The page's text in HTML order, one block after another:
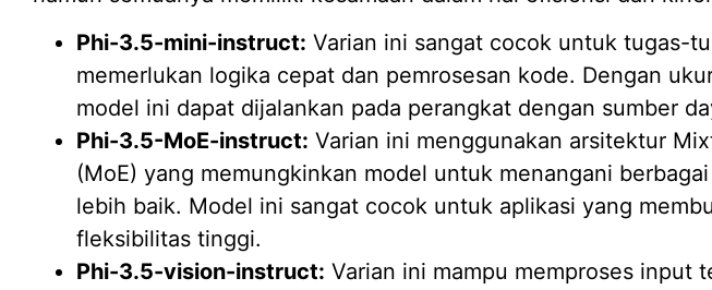
Phi-3.5-mini-instruct: Varian ini sangat cocok untuk tugas-
memerlukan logika cepat dan pemrosesan kode. Dengan
model ini dapat dijalankan pada perangkat dengan sumber
Phi-3.5-MoE-instruct: Varian ini menggunakan arsitektur
(MoE) yang memungkinkan model untuk menangani
lebih baik. Model ini sangat cocok untuk aplikasi yang
fleksibilitas tinggi.
Phi-3.5-vision-instruct: Varian ini mampu memproses input